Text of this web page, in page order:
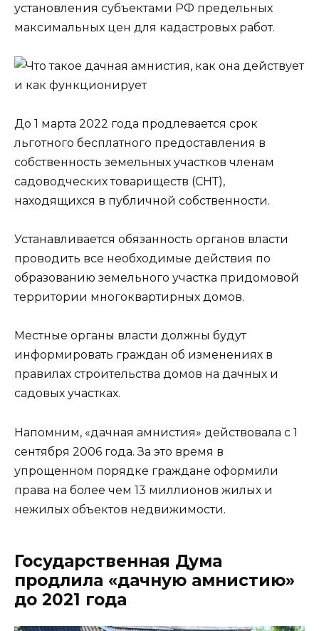
установления субъектами РФ предельных
максимальных цен для кадастровых работ.
До 1 марта 2022 года продлевается срок
льготного бесплатного предоставления в
собственность земельных участков членам
садоводческих товариществ (СНТ),
находящихся в публичной собственности.
Устанавливается обязанность органов власти
проводить все необходимые действия по
образованию земельного участка придомовой
территории многоквартирных домов.
Местные органы власти должны будут
информировать граждан об изменениях в
правилах строительства домов на дачных и
садовых участках.
Напомним, «дачная амнистия» действовала с 1
сентября 2006 года. За это время в
упрощенном порядке граждане оформили
права на более чем 13 миллионов жилых и
нежилых объектов недвижимости.
Государственная Дума
продлила «дачную амнистию»
до 2021 года